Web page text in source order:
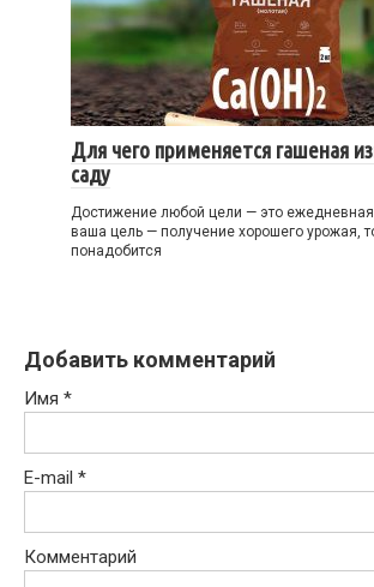
Для чего применяется гашеная
саду
Достижение любой цели — это ежедневная
ваша цель — получение хорошего урожая,
понадобится
Добавить комментарий
Имя *
E-mail *
Комментарий